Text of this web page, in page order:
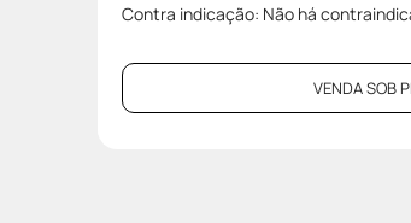
Contra indicação: Não há
VENDA SOB